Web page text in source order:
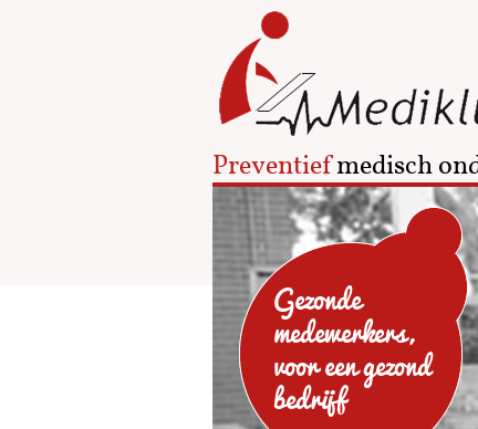
Preventiefmedisch
Gezonde
medewerkers,
voor een gezond
bedrijf